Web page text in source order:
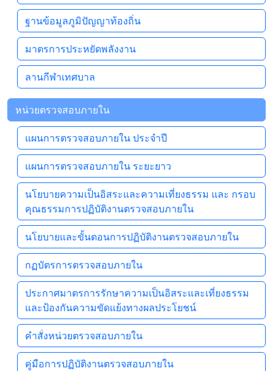
ฐานข้อมูลภูมิปัญญาท้องถิ่น
มาตรการประหยัดพลังงาน
ลานกีฬาเทศบาล
หน่วยตรวจสอบภายใน
แผนการตรวจสอบภายใน ประจำปี
แผนการตรวจสอบภายใน ระยะยาว
นโยบายความเป็นอิสระและความเที่ยงธรรม และ กรอบ
คุณธรรมการปฏิบัติงานตรวจสอบภายใน
นโยบายและขั้นตอนการปฏิบัติงานตรวจสอบภายใน
กฏบัตรการตรวจสอบภายใน
ประกาศมาตรการรักษาความเป็นอิสระและเที่ยงธรรม
และป้องกันความขัดแย้งทางผลประโยชน์
คำสั่งหน่วยตรวจสอบภายใน
คู่มือการปฏิบัติงานตรวจสอบภายใน